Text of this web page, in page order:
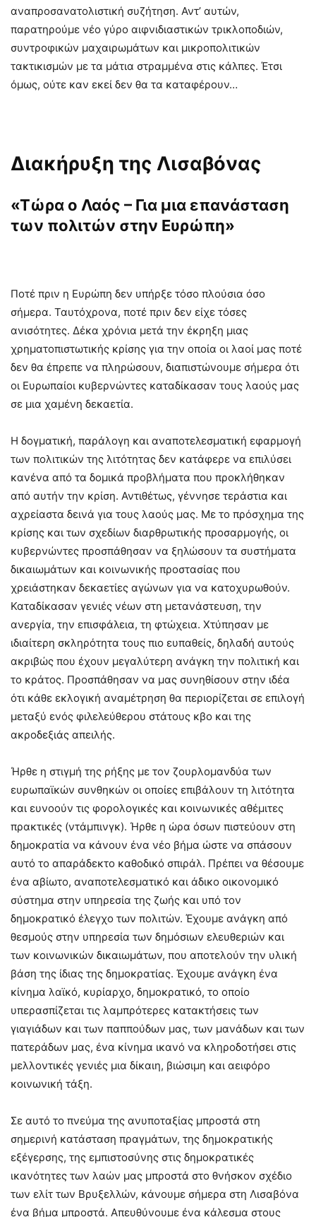
αναπροσανατολιστική συζήτηση. Αντ’ αυτών,
παρατηρούμε νέο γύρο αιφνιδιαστικών τρικλοποδιών,
συντροφικών μαχαιρωμάτων και μικροπολιτικών
τακτικισμών με τα μάτια στραμμένα στις κάλπες. Έτσι
όμως, ούτε καν εκεί δεν θα τα καταφέρουν…
Διακήρυξη της Λισαβόνας
«Τώρα ο Λαός – Για μια επανάσταση
των πολιτών στην Ευρώπη»
Ποτέ πριν η Ευρώπη δεν υπήρξε τόσο πλούσια όσο
σήμερα. Ταυτόχρονα, ποτέ πριν δεν είχε τόσες
ανισότητες. Δέκα χρόνια μετά την έκρηξη μιας
χρηματοπιστωτικής κρίσης για την οποία οι λαοί μας ποτέ
δεν θα έπρεπε να πληρώσουν, διαπιστώνουμε σήμερα ότι
οι Ευρωπαίοι κυβερνώντες καταδίκασαν τους λαούς μας
σε μια χαμένη δεκαετία.
Η δογματική, παράλογη και αναποτελεσματική εφαρμογή
των πολιτικών της λιτότητας δεν κατάφερε να επιλύσει
κανένα από τα δομικά προβλήματα που προκλήθηκαν
από αυτήν την κρίση. Αντιθέτως, γέννησε τεράστια και
αχρείαστα δεινά για τους λαούς μας. Με το πρόσχημα της
κρίσης και των σχεδίων διαρθρωτικής προσαρμογής, οι
κυβερνώντες προσπάθησαν να ξηλώσουν τα συστήματα
δικαιωμάτων και κοινωνικής προστασίας που
χρειάστηκαν δεκαετίες αγώνων για να κατοχυρωθούν.
Καταδίκασαν γενιές νέων στη μετανάστευση, την
ανεργία, την επισφάλεια, τη φτώχεια. Χτύπησαν με
ιδιαίτερη σκληρότητα τους πιο ευπαθείς, δηλαδή αυτούς
ακριβώς που έχουν μεγαλύτερη ανάγκη την πολιτική και
το κράτος. Προσπάθησαν να μας συνηθίσουν στην ιδέα
ότι κάθε εκλογική αναμέτρηση θα περιορίζεται σε επιλογή
μεταξύ ενός φιλελεύθερου στάτους κβο και της
ακροδεξιάς απειλής.
Ήρθε η στιγμή της ρήξης με τον ζουρλομανδύα των
ευρωπαϊκών συνθηκών οι οποίες επιβάλουν τη λιτότητα
και ευνοούν τις φορολογικές και κοινωνικές αθέμιτες
πρακτικές (ντάμπινγκ). Ήρθε η ώρα όσων πιστεύουν στη
δημοκρατία να κάνουν ένα νέο βήμα ώστε να σπάσουν
αυτό το απαράδεκτο καθοδικό σπιράλ. Πρέπει να θέσουμε
ένα αβίωτο, αναποτελεσματικό και άδικο οικονομικό
σύστημα στην υπηρεσία της ζωής και υπό τον
δημοκρατικό έλεγχο των πολιτών. Έχουμε ανάγκη από
θεσμούς στην υπηρεσία των δημόσιων ελευθεριών και
των κοινωνικών δικαιωμάτων, που αποτελούν την υλική
βάση της ίδιας της δημοκρατίας. Έχουμε ανάγκη ένα
κίνημα λαϊκό, κυρίαρχο, δημοκρατικό, το οποίο
υπερασπίζεται τις λαμπρότερες κατακτήσεις των
γιαγιάδων και των παππούδων μας, των μανάδων και των
πατεράδων μας, ένα κίνημα ικανό να κληροδοτήσει στις
μελλοντικές γενιές μια δίκαιη, βιώσιμη και αειφόρο
κοινωνική τάξη.
Σε αυτό το πνεύμα της ανυποταξίας μπροστά στη
σημερινή κατάσταση πραγμάτων, της δημοκρατικής
εξέγερσης, της εμπιστοσύνης στις δημοκρατικές
ικανότητες των λαών μας μπροστά στο θνήσκον σχέδιο
των ελίτ των Βρυξελλών, κάνουμε σήμερα στη Λισαβόνα
ένα βήμα μπροστά. Απευθύνουμε ένα κάλεσμα στους